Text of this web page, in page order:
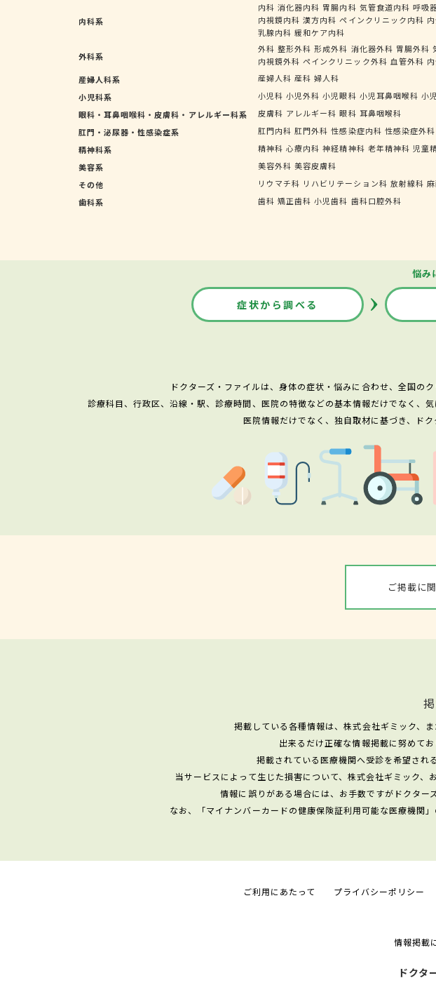
内科系
内科 消化器内科 胃腸内科 気管食道内科 呼吸
内視鏡内科 漢方内科 ペインクリニック内科
乳腺内科 緩和ケア内科
外科系
外科 整形外科 形成外科 消化器外科 胃腸外科
内視鏡外科 ペインクリニック外科 血管外科
産婦人科系
産婦人科 産科 婦人科
小児科系
小児科 小児外科 小児眼科 小児耳鼻咽喉科 小
眼科・耳鼻咽喉科・皮膚科・アレルギー科系
皮膚科 アレルギー科 眼科 耳鼻咽喉科
肛門・泌尿器・性感染症系
肛門内科 肛門外科 性感染症内科 性感染症外科
精神科系
精神科 心療内科 神経精神科 老年精神科 児童
美容系
美容外科 美容皮膚科
その他
リウマチ科 リハビリテーション科 放射線科
歯科系
歯科 矯正歯科 小児歯科 歯科口腔外科
悩み
症状から調べる
ドクターズ・ファイルは、身体の症状・悩みに合わせ、全国の
診療科目、行政区、沿線・駅、診療時間、医院の特徴などの基本情報だけでなく、
医院情報だけでなく、独自取材に基づき、ド
ご掲載に
掲載している各種情報は、株式会社ギミック、
出来るだけ正確な情報掲載に努めて
掲載されている医療機関へ受診を希望され
当サービスによって生じた損害について、株式会社ギミック、
情報に誤りがある場合には、お手数ですがドクター
なお、「マイナンバーカードの健康保険証利用可能な医療機関
ご利用にあたって プライバシーポリシー
情報掲載
ドクタ